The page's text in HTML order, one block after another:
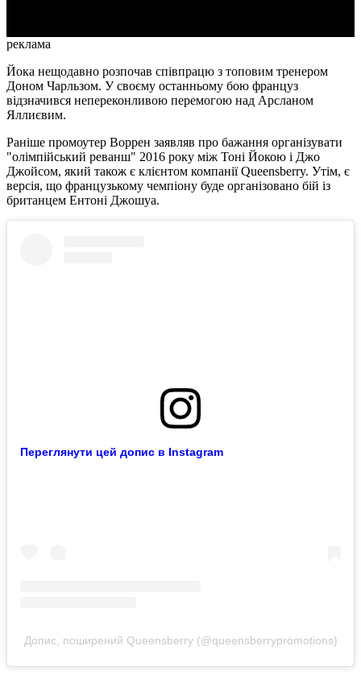
реклама
Йока нещодавно розпочав співпрацю з топовим тренером
Доном Чарльзом. У своєму останньому бою француз
відзначився непереконливою перемогою над Арсланом
Яллиєвим.
Раніше промоутер Воррен заявляв про бажання організувати
"олімпійський реванш" 2016 року між Тоні Йокою і Джо
Джойсом, який також є клієнтом компанії Queensberry. Утім, є
версія, що французькому чемпіону буде організовано бій із
британцем Ентоні Джошуа.
Переглянути цей допис в Instagram
Допис, поширений Queensberry (@queensberrypromotions)